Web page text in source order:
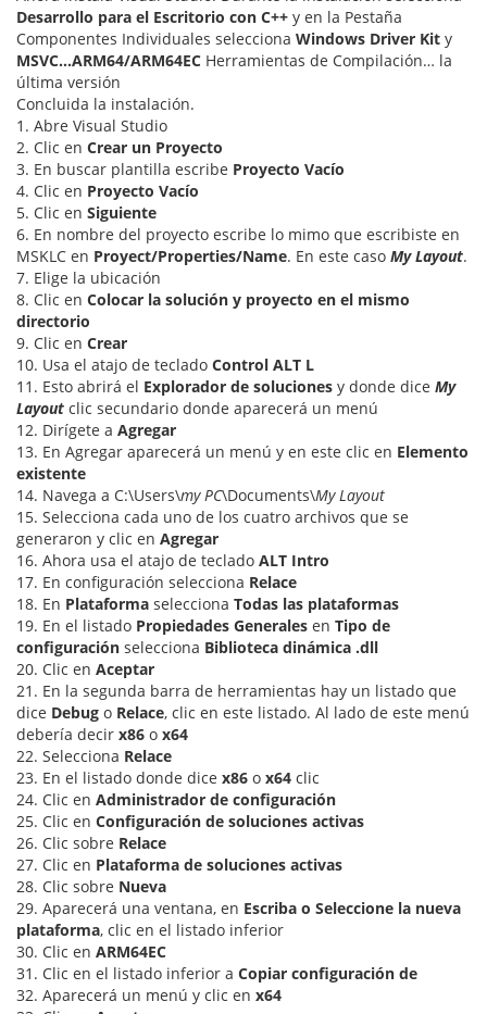
Desarrollo para el Escritorio con C++ y en la Pestaña
Componentes Individuales selecciona Windows Driver Kit y
MSVC…ARM64/ARM64EC Herramientas de Compilación… la
última versión
Concluida la instalación.
1. Abre Visual Studio
2. Clic en Crear un Proyecto
3. En buscar plantilla escribe Proyecto Vacío
4. Clic en Proyecto Vacío
5. Clic en Siguiente
6. En nombre del proyecto escribe lo mimo que escribiste en
MSKLC en Proyect/Properties/Name. En este caso My Layout.
7. Elige la ubicación
8. Clic en Colocar la solución y proyecto en el mismo
directorio
9. Clic en Crear
10. Usa el atajo de teclado Control ALT L
11. Esto abrirá el Explorador de soluciones y donde dice My
Layout clic secundario donde aparecerá un menú
12. Dirígete a Agregar
13. En Agregar aparecerá un menú y en este clic en Elemento
existente
14. Navega a C:\Users\my PC\Documents\My Layout
15. Selecciona cada uno de los cuatro archivos que se
generaron y clic en Agregar
16. Ahora usa el atajo de teclado ALT Intro
17. En configuración selecciona Relace
18. En Plataforma selecciona Todas las plataformas
19. En el listado Propiedades Generales en Tipo de
configuración selecciona Biblioteca dinámica .dll
20. Clic en Aceptar
21. En la segunda barra de herramientas hay un listado que
dice Debug o Relace, clic en este listado. Al lado de este menú
debería decir x86 o x64
22. Selecciona Relace
23. En el listado donde dice x86 o x64 clic
24. Clic en Administrador de configuración
25. Clic en Configuración de soluciones activas
26. Clic sobre Relace
27. Clic en Plataforma de soluciones activas
28. Clic sobre Nueva
29. Aparecerá una ventana, en Escriba o Seleccione la nueva
plataforma, clic en el listado inferior
30. Clic en ARM64EC
31. Clic en el listado inferior a Copiar configuración de
32. Aparecerá un menú y clic en x64